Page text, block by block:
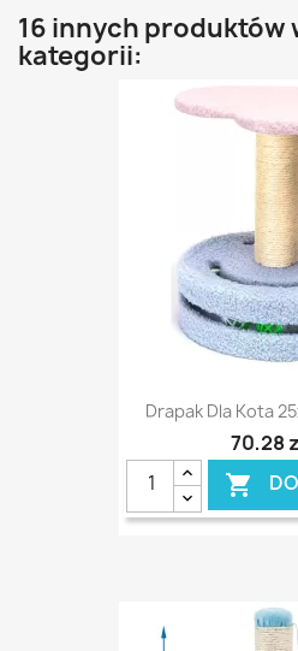
16 innych produktów
kategorii:
Drapak Dla Kota
70,28
